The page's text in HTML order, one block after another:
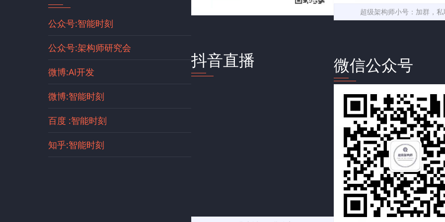
公众号:智能时刻
公众号:架构师研究会
微博:AI开发
微博:智能时刻
百度 :智能时刻
知乎:智能时刻
抖音直播
超级架构师小号：加群，私
微信公众号